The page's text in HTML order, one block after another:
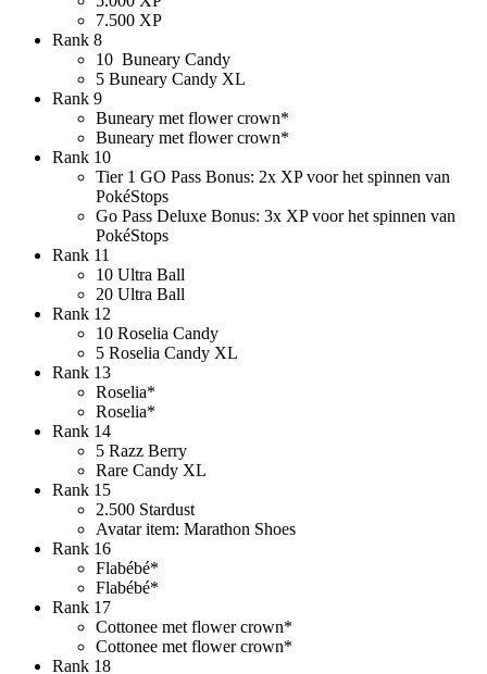
7.500 XP
Rank 8
10 Buneary Candy
5 Buneary Candy XL
Rank 9
Buneary met flower crown*
Buneary met flower crown*
Rank 10
Tier 1 GO Pass Bonus: 2x XP voor het spinnen van
PokéStops
Go Pass Deluxe Bonus: 3x XP voor het spinnen van
PokéStops
Rank 11
10 Ultra Ball
20 Ultra Ball
Rank 12
10 Roselia Candy
5 Roselia Candy XL
Rank 13
Roselia*
Roselia*
Rank 14
5 Razz Berry
Rare Candy XL
Rank 15
2.500 Stardust
Avatar item: Marathon Shoes
Rank 16
Flabébé*
Flabébé*
Rank 17
Cottonee met flower crown*
Cottonee met flower crown*
Rank 18